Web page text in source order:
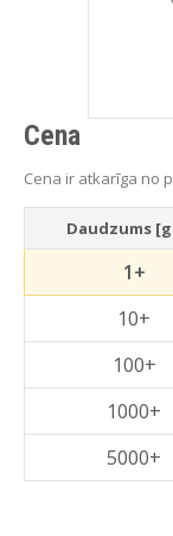
Cena
Cena ir atkarīga no
Daudzums
1+
10+
100+
1000+
5000+